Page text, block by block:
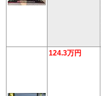
124.3万円